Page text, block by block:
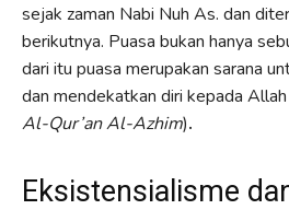
sejak zaman Nabi Nuh As. dan
berikutnya. Puasa bukan hanya
dari itu puasa merupakan sarana
dan mendekatkan diri kepada
Al-Qur’an Al-Azhim).
Eksistensialisme